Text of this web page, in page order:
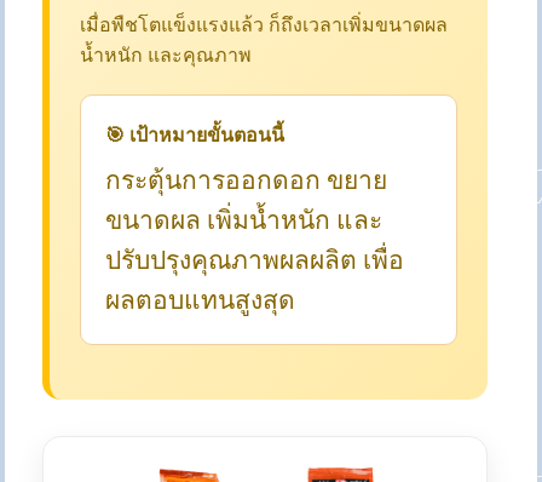
เมื่อพืชโตแข็งแรงแล้ว ก็ถึงเวลาเพิ่มขนาดผล
น้ำหนัก และคุณภาพ
🎯 เป้าหมายขั้นตอนนี้
กระตุ้นการออกดอก ขยาย
ขนาดผล เพิ่มน้ำหนัก และ
ปรับปรุงคุณภาพผลผลิต เพื่อ
ผลตอบแทนสูงสุด